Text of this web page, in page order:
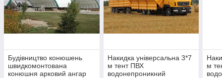
Будівництво конюшень
швидкомонтована
конюшня арковий ангар
Накидка універсальна 3*7
м тент ПВХ
водонепроникний
м